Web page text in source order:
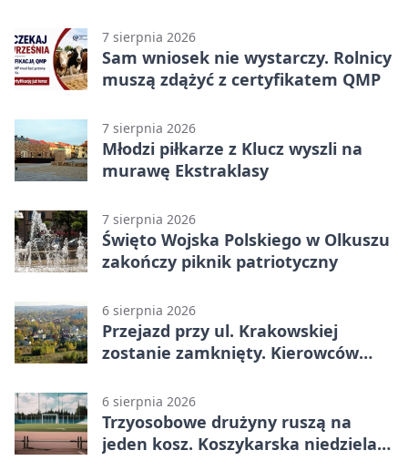
7 sierpnia 2026
Sam wniosek nie wystarczy. Rolnicy
muszą zdążyć z certyfikatem QMP
7 sierpnia 2026
Młodzi piłkarze z Klucz wyszli na
murawę Ekstraklasy
7 sierpnia 2026
Święto Wojska Polskiego w Olkuszu
zakończy piknik patriotyczny
6 sierpnia 2026
Przejazd przy ul. Krakowskiej
zostanie zamknięty. Kierowców
6 sierpnia 2026
Trzyosobowe drużyny ruszą na
jeden kosz. Koszykarska niedziela